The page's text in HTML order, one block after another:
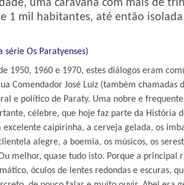
uma caravana com mais de
1 mil habitantes, até então
Os Paratyenses)
1950, 1960 e 1970, estes diálogos eram
Comendador José Luiz (também
e político de Paraty. Uma nobre e
célebre, que hoje faz parte da História
caipirinha, a cerveja gelada, os
alegre, a boemia, os músicos, os
melhor, quase tudo isto. Porque a
óculos de lentes redondas e escuras,